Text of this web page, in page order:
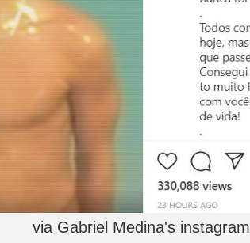
via Gabriel Medina's instagram